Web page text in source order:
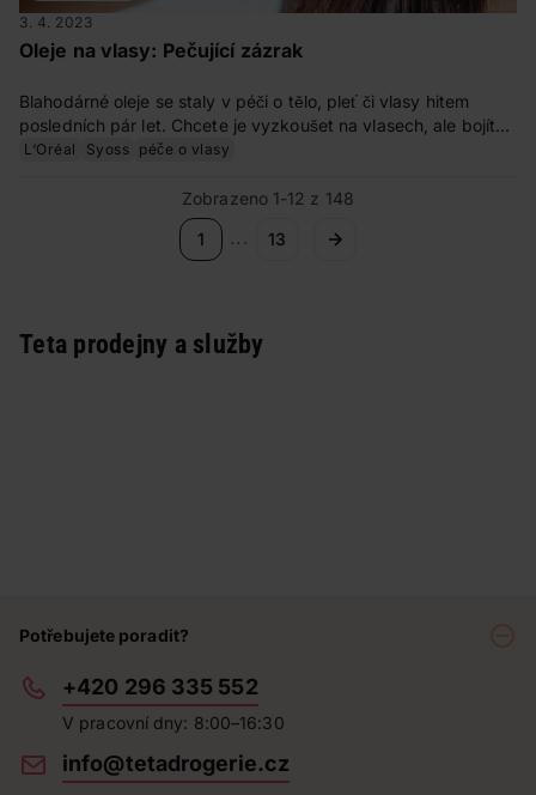
3. 4. 2023
Oleje na vlasy: Pečující zázrak
Blahodárné oleje se staly v péči o tělo, pleť či vlasy hitem
posledních pár let. Chcete je vyzkoušet na vlasech, ale bojíte
se, aby vám namísto krásné hřívy nezbylo jen mastné klubko
zeptali expertky Báry Doležalové.
L‘Oréal Syoss péče o vlasy
Zobrazeno 1-12 z 148
1
... 13
Teta prodejny a služby
Potřebujete poradit?
+420 296 335 552
V pracovní dny: 8:00–16:30
info@tetadrogerie.cz